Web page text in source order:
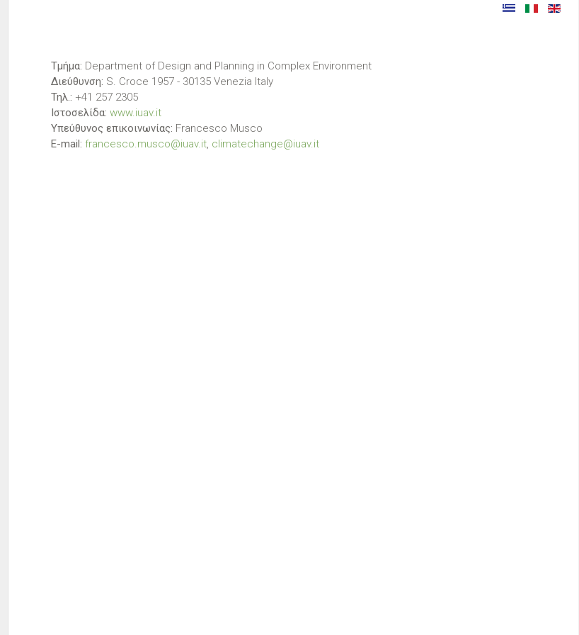
Tμήμα: Department of Design and Planning in Complex Environment
Διεύθυνση: S. Croce 1957 - 30135 Venezia Italy
Τηλ.: +41 257 2305
Ιστοσελίδα: www.iuav.it
Υπεύθυνος επικοινωνίας: Francesco Musco
E-mail: francesco.musco@iuav.it, climatechange@iuav.it